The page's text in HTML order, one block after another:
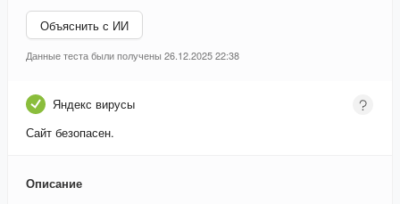
Объяснить с ИИ
Данные теста были получены 26.12.2025 22:38
Яндекс вирусы
Сайт безопасен.
Описание